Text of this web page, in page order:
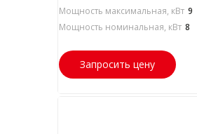
Мощность максимальная, кВт 9
Мощность номинальная, кВт 8
Запросить цену